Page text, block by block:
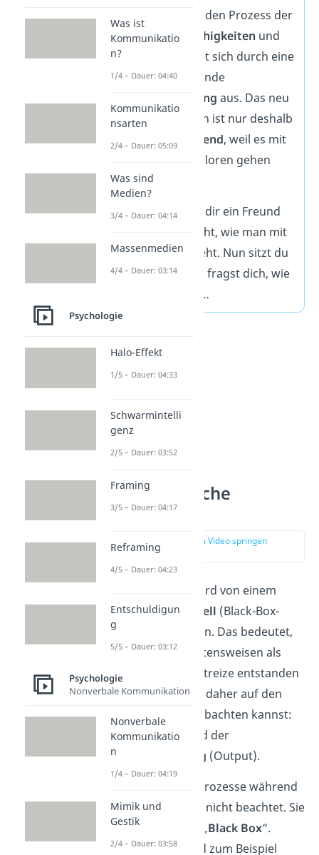
Lernen beschreibt den Prozess der
Aneignungvon Fähigkeiten und
Wissen
. Es zeichnet sich durch eine
relativ langanhaltende
Verhaltensänderung aus. Das neu
gewonnene Wissen ist nur deshalb
relativ langanhaltend, weil es mit
der Zeit wieder verloren gehen
kann.
Beispielsweise hat dir ein Freund
letztens beigebracht, wie man mit
Essstäbchen umgeht. Nun sitzt du
im Restaurant und fragst dich, wie
das nochmal ging…
Behavioristische
Lerntheorie
zur Stelle im Video springen
(00:37)
Im Behaviorismus wird von einem
Reiz-Reaktions-Modell (Black-Box-
Modell) ausgegangen. Das bedeutet,
dass erlernte Verhaltensweisen als
Reaktion
auf Umweltreize entstanden
sind. Der Fokus liegt daher auf den
Faktoren, die du beobachten kannst:
demReiz(Input) und der
Verhaltensänderung (Output).
Interne (kognitive) Prozesse während
des Lernens werden nicht beachtet. Sie
befinden sich in der „Black Box“.
Solche Prozesse sind zum Beispiel
Was ist
Kommunikatio
n?
1/4 – Dauer: 04:40
Kommunikatio
nsarten
2/4 – Dauer: 05:09
Was sind
Medien?
3/4 – Dauer: 04:14
Massenmedien
4/4 – Dauer: 03:14
Psychologie
Halo-Effekt
1/5 – Dauer: 04:33
Schwarmintelli
genz
2/5 – Dauer: 03:52
Framing
3/5 – Dauer: 04:17
Reframing
4/5 – Dauer: 04:23
Entschuldigun
g
5/5 – Dauer: 03:12
Psychologie
Nonverbale Kommunikation
Nonverbale
Kommunikatio
n
1/4 – Dauer: 04:19
Mimik und
Gestik
2/4 – Dauer: 03:58